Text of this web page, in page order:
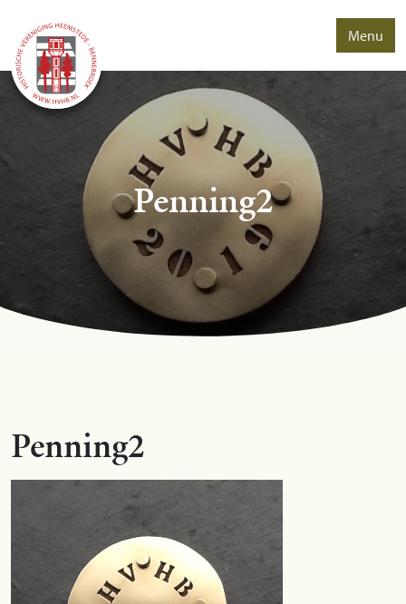
Menu
Penning2
Penning2